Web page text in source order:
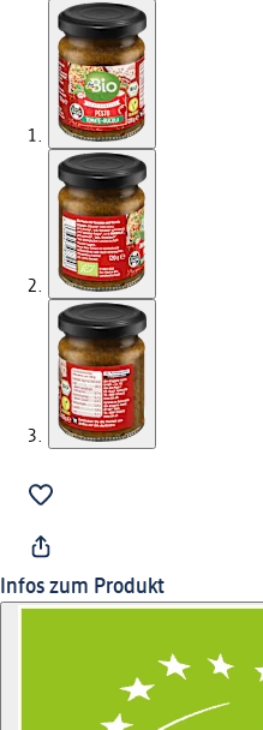
Infos zum Produkt